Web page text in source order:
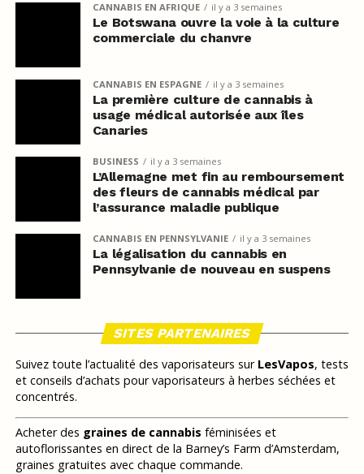
CANNABIS EN AFRIQUE il y a 3 semaines
Le Botswana ouvre la voie à la culture
commerciale du chanvre
CANNABIS EN ESPAGNE il y a 3 semaines
La première culture de cannabis à
usage médical autorisée aux îles
Canaries
BUSINESS il y a 3 semaines
L’Allemagne met fin au remboursement
des fleurs de cannabis médical par
l’assurance maladie publique
CANNABIS EN PENNSYLVANIE il y a 3 semaines
La légalisation du cannabis en
Pennsylvanie de nouveau en suspens
SITES PARTENAIRES
Suivez toute l’actualité des vaporisateurs sur LesVapos, tests
et conseils d’achats pour vaporisateurs à herbes séchées et
concentrés.
Acheter des graines de cannabis féminisées et
autoflorissantes en direct de la Barney’s Farm d’Amsterdam,
graines gratuites avec chaque commande.